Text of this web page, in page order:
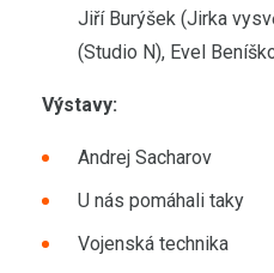
Jiří Burýšek (Jirka
(Studio N), Evel
Výstavy:
Andrej Sacharov
U nás pomáhali taky
Vojenská technika